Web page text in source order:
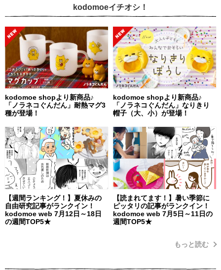
kodomoeイチオシ！
kodomoe shopより新商品♪
「ノラネコぐんだん」耐熱マグ3
種が登場！
kodomoe shopより新商品♪
「ノラネコぐんだん」なりきり
帽子（大、小）が登場！
【週間ランキング！】夏休みの
自由研究記事がランクイン！
kodomoe web 7月12日～18日
の週間TOP5★
【読まれてます！】暑い季節に
ピッタリの記事がランクイン！
kodomoe web 7月5日～11日の
週間TOP5★
もっと読む